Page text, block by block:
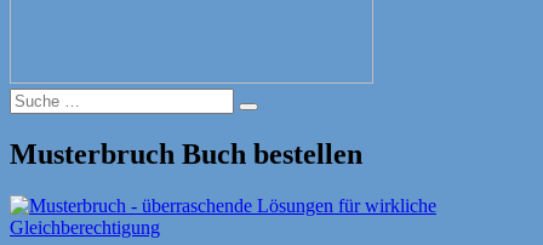
Suche
nach:
Suche
Musterbruch Buch bestellen